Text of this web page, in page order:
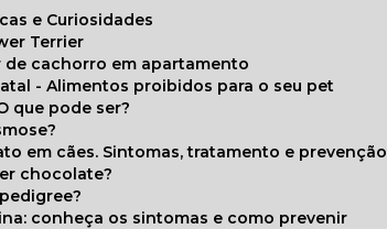
e Curiosidades
Terrier
de cachorro em apartamento
- Alimentos proibidos para o seu pet
que pode ser?
em cães. Sintomas, tratamento e prevenção
chocolate?
conheça os sintomas e como prevenir